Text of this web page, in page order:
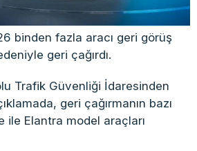
binden fazla aracı geri görüş
geri çağırdı.
Trafik Güvenliği İdaresinden
geri çağırmanın bazı
ile Elantra model araçları